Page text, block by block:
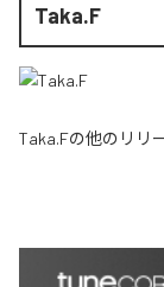
Taka.F
Taka.Fの他のリリ